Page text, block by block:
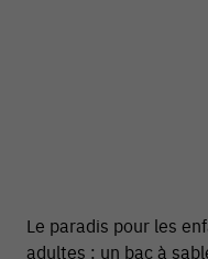
Le paradis pour les
adultes : un bac à